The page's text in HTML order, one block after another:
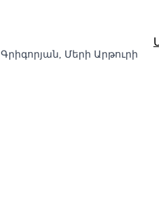
Գրիգորյան, Մերի Արթուրի